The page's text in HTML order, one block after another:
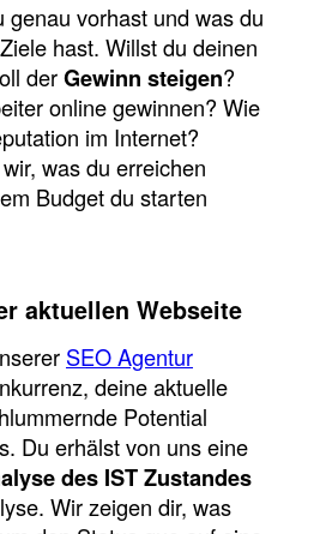
genau vorhast und was du
hast. Willst du deinen
derGewinn steigen?
online gewinnen? Wie
im Internet?
was du erreichen
Budget du starten
aktuellen Webseite
SEO Agentur
deine aktuelle
Potential
Du erhälst von uns eine
des IST Zustandes
Wir zeigen dir, was